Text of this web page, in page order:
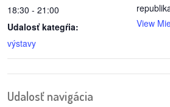
18:30 - 21:00
Udalosť kategŕia:
výstavy
View
Udalosť navigácia